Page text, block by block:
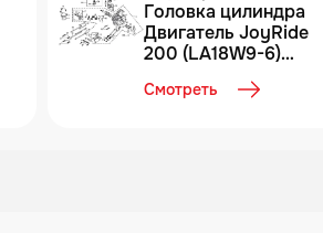
Головка цилиндра
Двигатель JoyRide
200 (LA18W9-6)
Смотреть